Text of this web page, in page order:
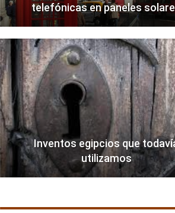
telefónicas en paneles
Inventos egipcios que
utilizamos